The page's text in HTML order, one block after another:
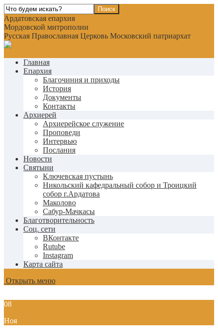
Ардатовская епархия
Мордовской митрополии
Русская Православная Церковь Московский патриархат
Главная
Епархия
Благочиния и приходы
История
Документы
Контакты
Архиерей
Архиерейское служение
Проповеди
Интервью
Послания
Новости
Святыни
Ключевская пустынь
Никольский кафедральный собор и Троицкий
собор г.Ардатова
Маколово
Сабур-Мачкасы
Благотворительность
Соц. сети
ВКонтакте
Rutube
Instagram
Карта сайта
Открыть меню
08
Ноя